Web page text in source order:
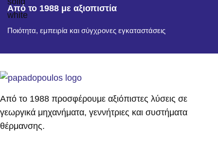
Από το 1988 με αξιοπιστία
Ποιότητα, εμπειρία και σύγχρονες εγκαταστάσεις
Από το 1988 προσφέρουμε αξιόπιστες λύσεις σε
γεωργικά μηχανήματα, γεννήτριες και συστήματα
θέρμανσης.